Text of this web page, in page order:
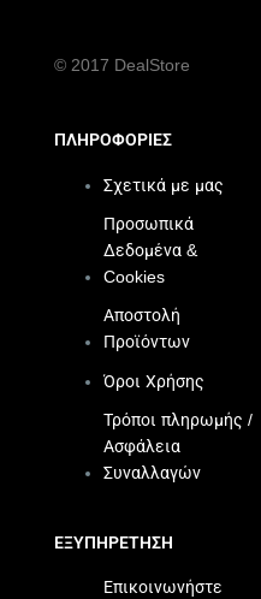
© 2017 DealStore
ΠΛΗΡΟΦΟΡΙΕΣ
Σχετικά με μας
Προσωπικά
Δεδομένα &
Cookies
Αποστολή
Προϊόντων
Όροι Χρήσης
Τρόποι πληρωμής /
Ασφάλεια
Συναλλαγών
ΕΞΥΠΗΡΕΤΗΣΗ
Επικοινωνήστε